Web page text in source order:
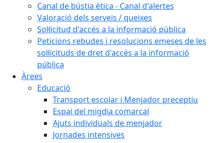
Canal de bústia ètica - Canal d'alertes
Valoració dels serveis / queixes
Sol·licitud d'accés a la informació pública
Peticions rebudes i resolucions emeses de les
sol·licituds de dret d'accés a la informació
pública
Àrees
Educació
Transport escolar i Menjador preceptiu
Espai del migdia comarcal
Ajuts individuals de menjador
Jornades intensives